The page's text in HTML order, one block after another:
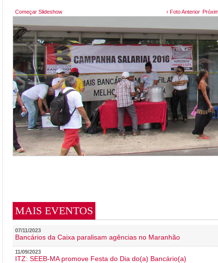
Começar Slideshow ‹ Foto Anterior
MAIS EVENTOS
07/11/2023
Bancários da Caixa paralisam agências no Maranhão
11/09/2023
ITZ: SEEB-MA promove Festa do Dia do(a) Bancário(a)